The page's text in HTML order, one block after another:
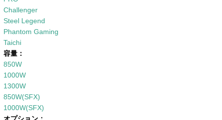
Challenger
Steel Legend
Phantom Gaming
Taichi
容量：
850W
1000W
1300W
850W(SFX)
1000W(SFX)
オプション：